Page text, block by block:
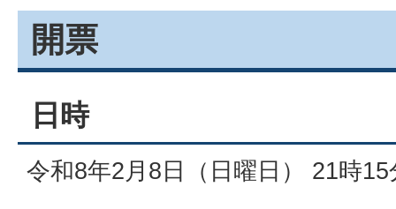
開票
日時
令和8年2月8日（日曜日） 21時